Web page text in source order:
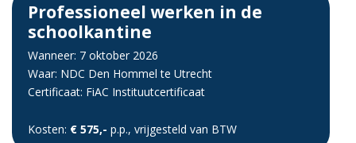
Professioneel werken in de
schoolkantine
Wanneer: 7 oktober 2026
Waar: NDC Den Hommel te Utrecht
Certificaat: FiAC Instituutcertificaat
Kosten: € 575,- p.p., vrijgesteld van BTW